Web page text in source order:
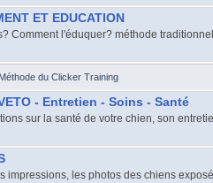
ET EDUCATION
Comment l'éduquer? méthode
Méthode du Clicker Training
- Entretien - Soins - Santé
sur la santé de votre chien, son
impressions, les photos des chiens